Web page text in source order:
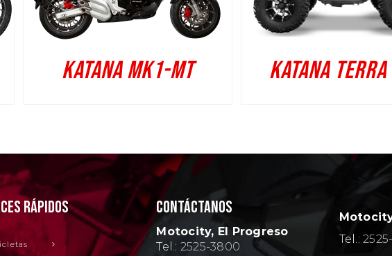
KATANA MK1-MT KATANA
RÁPIDOS CONTÁCTANOS
Motocity, El Progreso
Tel.: 2525-3800
Tel.: